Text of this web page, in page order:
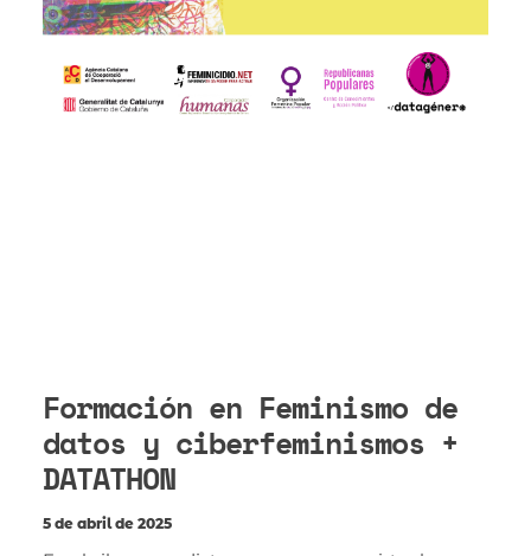
Formación en Feminismo de
datos y ciberfeminismos +
DATATHON
5 de abril de 2025